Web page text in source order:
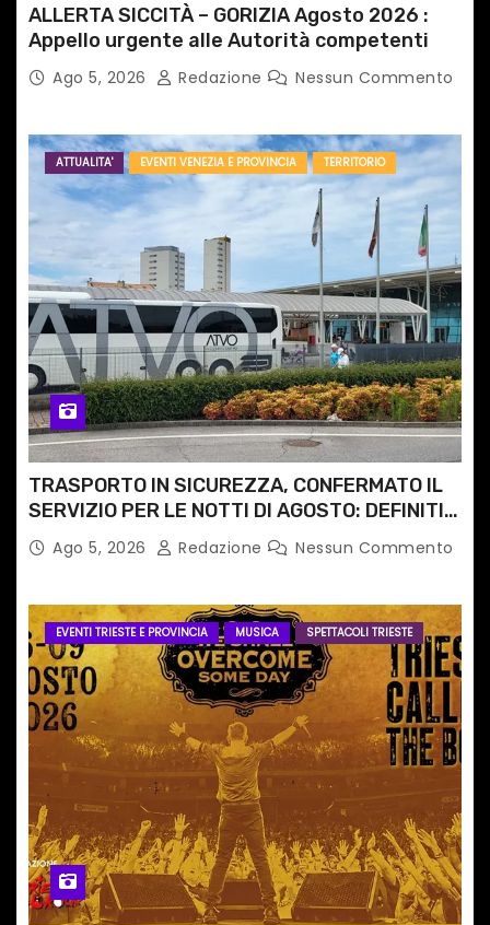
ALLERTA SICCITÀ – GORIZIA Agosto 2026 :
Appello urgente alle Autorità competenti
Ago 5, 2026 Redazione Nessun Commento
ATTUALITA' EVENTI VENEZIA E PROVINCIA TERRITORIO
TRASPORTO IN SICUREZZA, CONFERMATO IL
SERVIZIO PER LE NOTTI DI AGOSTO: DEFINITI
PERCORSI, FERMATE E ORARIO
Ago 5, 2026 Redazione Nessun Commento
EVENTI TRIESTE E PROVINCIA MUSICA SPETTACOLI TRIESTE